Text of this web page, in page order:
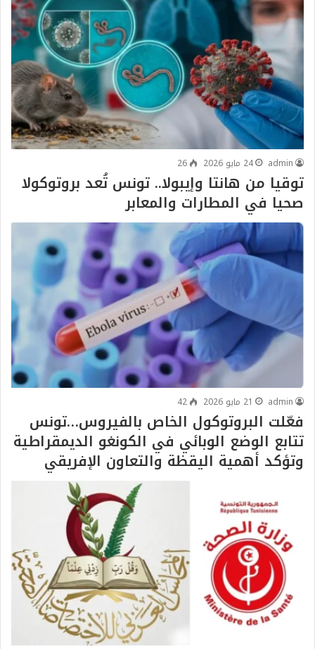
admin 24 مايو 2026 26
توقيا من هانتا وإيبولا.. تونس تُعد بروتوكولا
صحيا في المطارات والمعابر
admin 21 مايو 2026 42
فعّلت البروتوكول الخاص بالفيروس…تونس
تتابع الوضع الوبائي في الكونغو الديمقراطية
وتؤكد أهمية اليقظة والتعاون الإفريقي